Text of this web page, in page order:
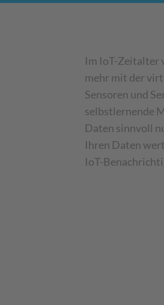
Im IoT-Zeitalter
mehr mit der
Sensoren und
selbstlernende
Daten sinnvoll
Ihren Daten
IoT-